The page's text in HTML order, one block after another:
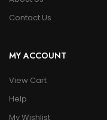
Contact Us
MY ACCOUNT
View Cart
Help
My Wishlist